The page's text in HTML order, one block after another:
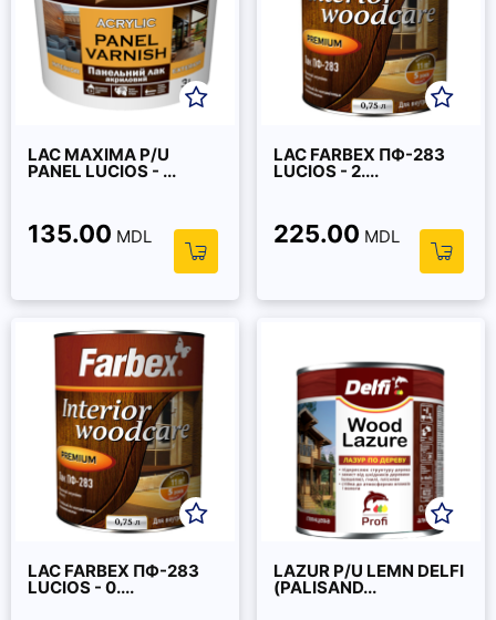
LAC MAXIMA P/U
PANEL LUCIOS - ...
135.00 MDL
LAC FARBEX ПФ-283
LUCIOS - 2....
225.00 MDL
LAC FARBEX ПФ-283
LUCIOS - 0....
LAZUR P/U LEMN DELFI
(PALISAND...